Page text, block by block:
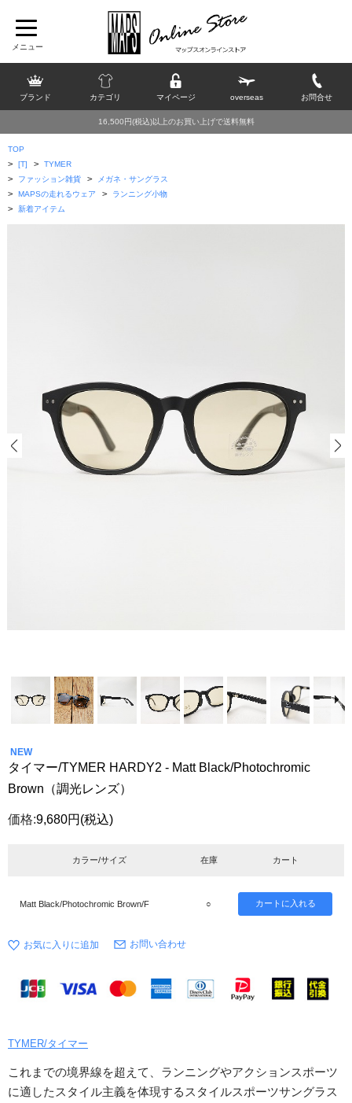
ブランド カテゴリ マイページ overseas お問合せ
16,500円(税込)以上のお買い上げで送料無料
TOP
> [T] > TYMER
> ファッション雑貨 > メガネ・サングラス
> MAPSの走れるウェア > ランニング小物
> 新着アイテム
NEW
タイマー/TYMER HARDY2 - Matt Black/Photochromic
Brown（調光レンズ）
価格:9,680円 (税込)
カラー/サイズ 在庫 カート
Matt Black/Photochromic Brown/F ○
お問い合わせ
TYMER/タイマー
これまでの境界線を超えて、ランニングやアクションスポーツ
に適したスタイル主義を体現するスタイルスポーツサングラス